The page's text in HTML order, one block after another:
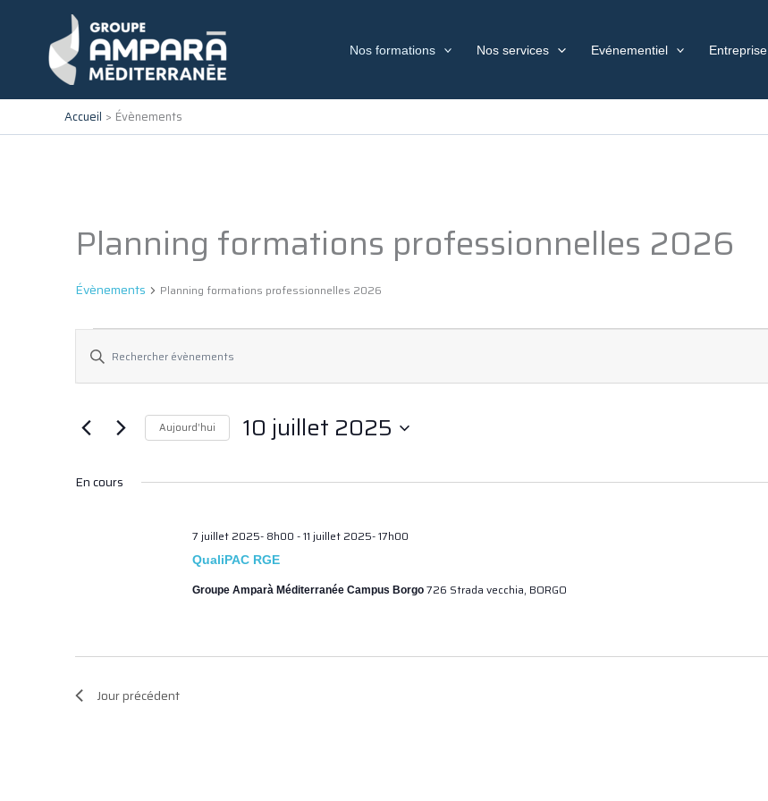
Nos formations Nos services Evénementiel Entreprise
Accueil Évènements
Planning formations professionnelles 2026
Évènements Planning formations professionnelles 2026
Évènements
for
10
juillet
2025
navigation
vues
Saisir
clé.
Évènements
par
Aujourd’hui 10 juillet 2025
date.
En cours
QualiPAC RGE
7 juillet 2025- 8h00 -11 juillet 2025- 17h00
Groupe Amparà Méditerranée Campus Borgo 726 Strada vecchia, BORGO
Jour précédent